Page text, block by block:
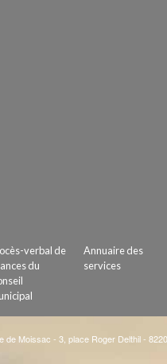
verbal de
du
Annuaire des
services
de Moissac - 3, place Roger Delthil -